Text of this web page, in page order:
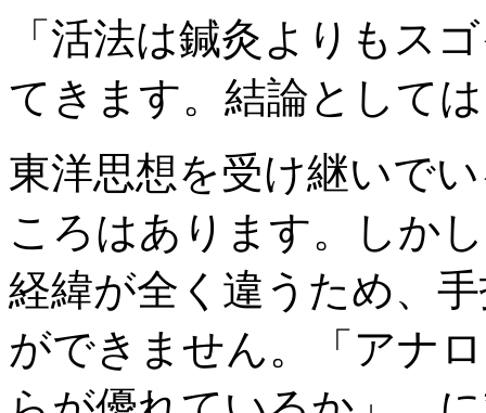
「活法は鍼灸よりもス
てきます。結論として
東洋思想を受け継いで
ころはあります。しか
経緯が全く違うため、
ができません。「アナ